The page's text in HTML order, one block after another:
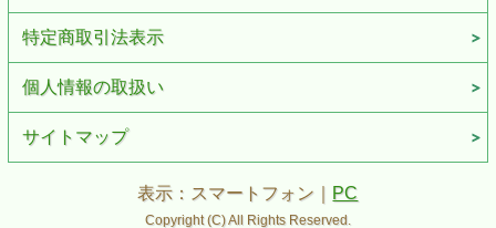
特定商取引法表示
個人情報の取扱い
サイトマップ
表示：スマートフォン｜ PC
Copyright (C) All Rights Reserved.